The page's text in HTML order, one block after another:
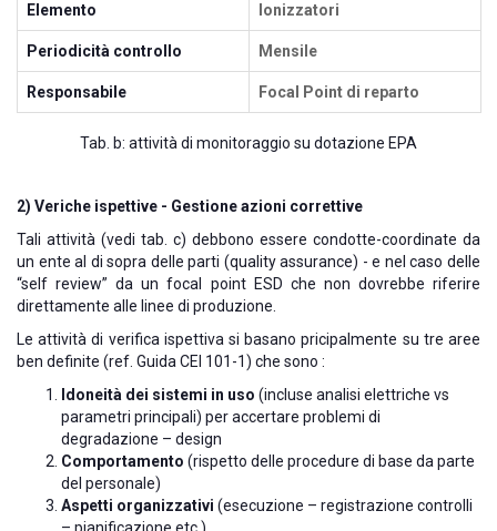
Elemento Ionizzatori
Periodicità controllo Mensile
Responsabile Focal Point di reparto
Tab. b: attività di monitoraggio su dotazione EPA
2) Veriche ispettive - Gestione azioni correttive
Tali attività (vedi tab. c) debbono essere condotte-coordinate da
un ente al di sopra delle parti (quality assurance) - e nel caso delle
“self review” da un focal point ESD che non dovrebbe riferire
direttamente alle linee di produzione.
Le attività di verifica ispettiva si basano pricipalmente su tre aree
ben definite (ref. Guida CEI 101-1) che sono :
Idoneità dei sistemi in uso (incluse analisi elettriche vs
parametri principali) per accertare problemi di
degradazione – design
Comportamento (rispetto delle procedure di base da parte
del personale)
Aspetti organizzativi (esecuzione – registrazione controlli